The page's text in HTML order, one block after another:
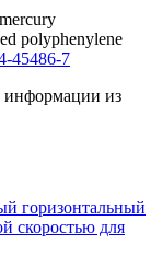
polyphenylene
45486-7
информации из
горизонтальный
скоростью для